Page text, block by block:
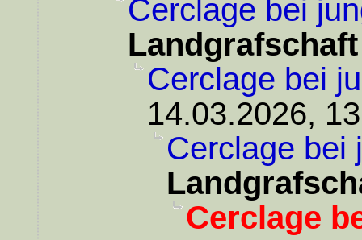
Cerclage bei
Landgrafschaft
Cerclage bei
14.03.2026,
Cerclage bei
Cerclage